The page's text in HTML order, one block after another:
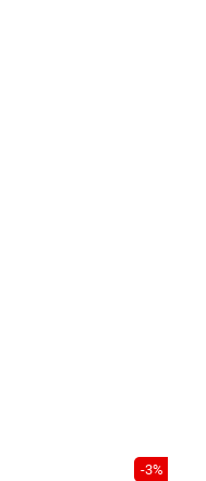
-3%